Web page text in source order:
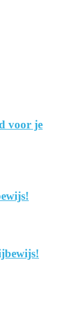
voor je